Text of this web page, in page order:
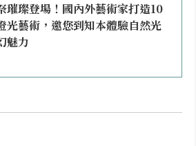
璀璨登場！國內外藝術家打造10
光藝術，邀您到知本體驗自然光
魅力